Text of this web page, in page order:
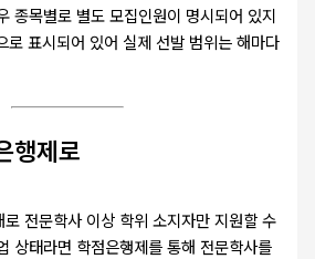
종목별로 별도 모집인원이 명시되어 있지
로 표시되어 있어 실제 선발 범위는 해마다
행제로
전문학사 이상 학위 소지자만 지원할 수
상태라면 학점은행제를 통해 전문학사를